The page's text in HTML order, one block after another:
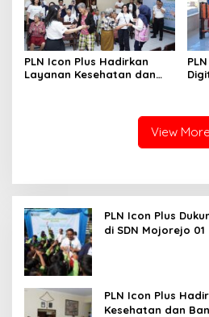
PLN Icon Plus Hadirkan
Layanan Kesehatan dan
View More
PLN Icon Plus
di SDN Mojorejo 01
PLN Icon Plus
Kesehatan dan